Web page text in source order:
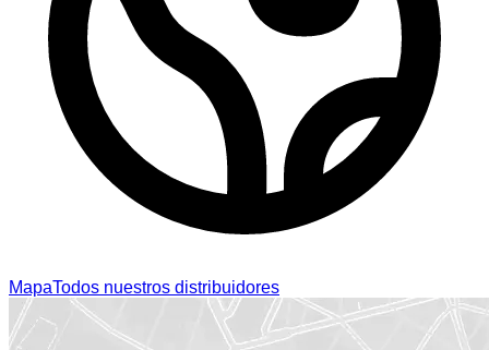
MapaTodos nuestros distribuidores